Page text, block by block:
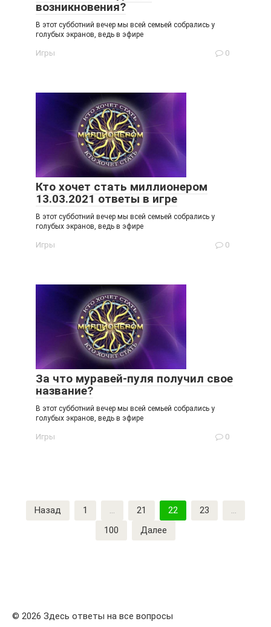
возникновения?
В этот субботний вечер мы всей семьей собрались у
голубых экранов, ведь в эфире
Игры 0
Кто хочет стать миллионером
13.03.2021 ответы в игре
В этот субботний вечер мы всей семьей собрались у
голубых экранов, ведь в эфире
Игры 0
За что муравей-пуля получил свое
название?
В этот субботний вечер мы всей семьей собрались у
голубых экранов, ведь в эфире
Игры 0
Пагинация
записей
Назад 1 … 21 22 23
…
100
Далее
© 2026 Здесь ответы на все вопросы